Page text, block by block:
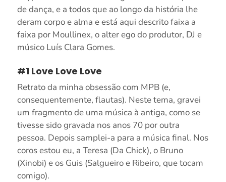
de dança, e a todos que ao longo da história lhe
deram corpo e alma e está aqui descrito faixa a
faixa por Moullinex, o alter ego do produtor, DJ e
músico Luís Clara Gomes.
#1 Love Love Love
Retrato da minha obsessão com MPB (e,
consequentemente, flautas). Neste tema, gravei
um fragmento de uma música à antiga, como se
tivesse sido gravada nos anos 70 por outra
pessoa. Depois samplei-a para a música final. Nos
coros estou eu, a Teresa (Da Chick), o Bruno
(Xinobi) e os Guis (Salgueiro e Ribeiro, que tocam
comigo).